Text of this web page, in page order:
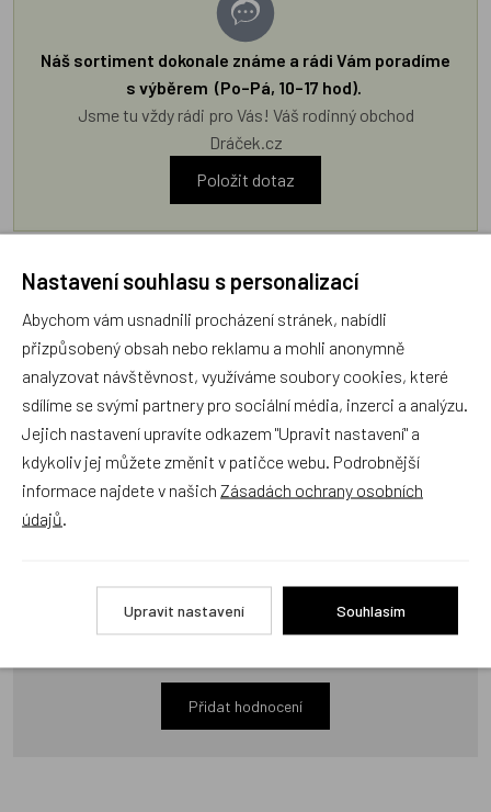
Náš sortiment dokonale známe a rádi Vám poradíme
s výběrem (Po–Pá, 10–17 hod).
Jsme tu vždy rádi pro Vás! Váš rodinný obchod
Dráček.cz
Položit dotaz
odrážejí výhradně názory a stanoviska zákazníků. Provozovatel
e-shopu Dráček.cz texty zákazníků předem neschvaluje ani
neověřuje.
Zatím zde nejsou žádné dotazy. Buďte první, kdo se zeptá!
Přidat hodnocení
Nastavení souhlasu s personalizací
Abychom vám usnadnili procházení stránek, nabídli
přizpůsobený obsah nebo reklamu a mohli anonymně
analyzovat návštěvnost, využíváme soubory cookies, které
sdílíme se svými partnery pro sociální média, inzerci a analýzu.
Jejich nastavení upravíte odkazem "Upravit nastavení" a
kdykoliv jej můžete změnit v patičce webu. Podrobnější
informace najdete v našich Zásadách ochrany osobních
údajů
Upravit nastavení Souhlasím